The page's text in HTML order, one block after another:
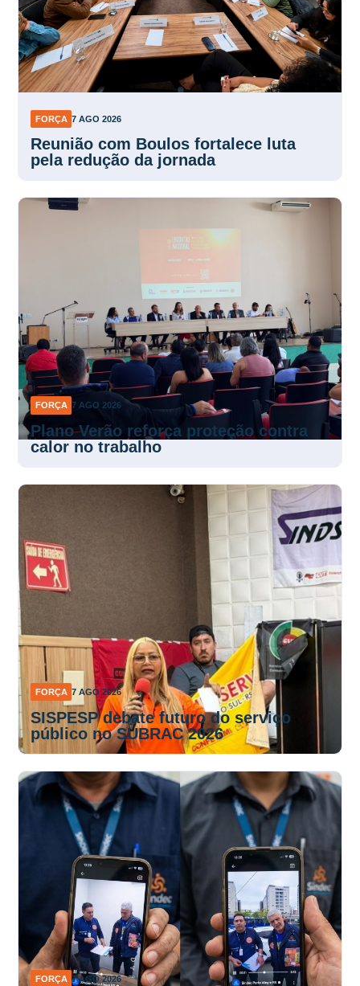
FORÇA 7 AGO 2026
Reunião com Boulos fortalece luta
pela redução da jornada
FORÇA 7 AGO 2026
Plano Verão reforça proteção contra
calor no trabalho
FORÇA 7 AGO 2026
SISPESP debate futuro do serviço
público no SUBRAC 2026
FORÇA 7 AGO 2026